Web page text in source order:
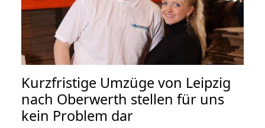
Kurzfristige Umzüge von Leipzig
nach Oberwerth stellen für uns
kein Problem dar